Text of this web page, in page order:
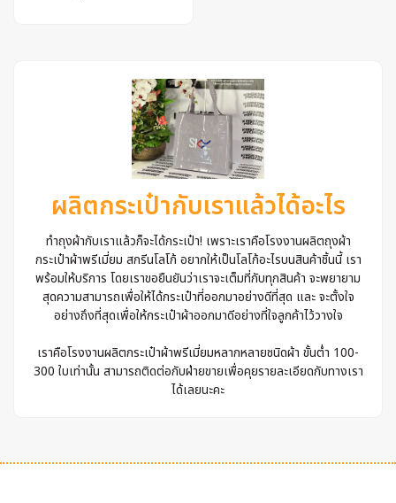
ผลิตกระเป๋ากับเราแล้วได้อะไร
ทำถุงผ้ากับเราแล้วก็จะได้กระเป๋า! เพราะเราคือโรงงานผลิตถุงผ้า
กระเป๋าผ้าพรีเมี่ยม สกรีนโลโก้ อยากให้เป็นโลโก้อะไรบนสินค้าชิ้นนี้ เรา
พร้อมให้บริการ โดยเราขอยืนยันว่าเราจะเต็มที่กับทุกสินค้า จะพยายาม
สุดความสามารถเพื่อให้ได้กระเป๋าที่ออกมาอย่างดีที่สุด และ จะตั้งใจ
อย่างถึงที่สุดเพื่อให้กระเป๋าผ้าออกมาดีอย่างที่ใจลูกค้าไว้วางใจ
เราคือโรงงานผลิตกระเป๋าผ้าพรีเมี่ยมหลากหลายชนิดผ้า ขั้นต่ำ 100-
300 ใบเท่านั้น สามารถติดต่อกับฝ่ายขายเพื่อคุยรายละเอียดกับทางเรา
ได้เลยนะคะ